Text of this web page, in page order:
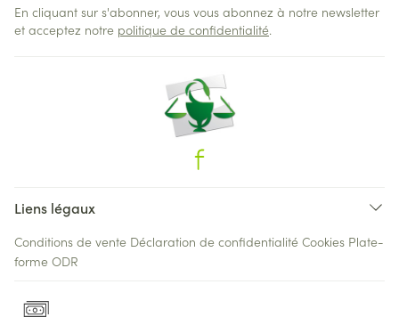
En cliquant sur s'abonner, vous vous abonnez à notre newsletter
et acceptez notre politique de confidentialité.
Liens légaux
Conditions de vente Déclaration de confidentialité Cookies Plate-
forme ODR